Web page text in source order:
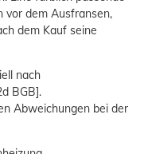
vor dem Ausfransen,
dem Kauf seine
nach
BGB].
Abweichungen bei der